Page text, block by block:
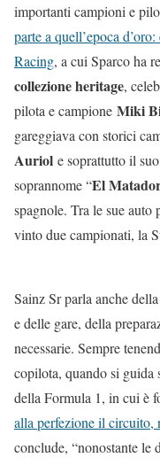
importanti campioni e
parte a quell’epoca
Racing, a cui Sparco ha
collezione heritage,
pilota e campione Miki
gareggiava con storici
Auriol e soprattutto il
soprannome “El
spagnole. Tra le sue auto
vinto due campionati, la
Sainz Sr parla anche della
e delle gare, della
necessarie. Sempre
copilota, quando si guida
della Formula 1, in cui è
alla perfezione il circuito,
conclude, “nonostante le